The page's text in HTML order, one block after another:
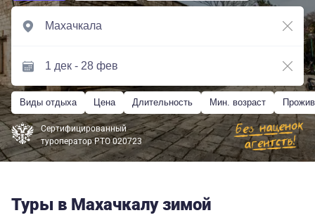
Виды отдыха Цена Длительность Мин. возраст
Сертифицированный
туроператор РТО 020723
Туры в Махачкалу зимой